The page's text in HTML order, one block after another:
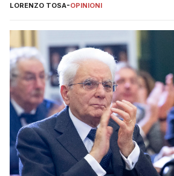
LORENZO TOSA-OPINIONI